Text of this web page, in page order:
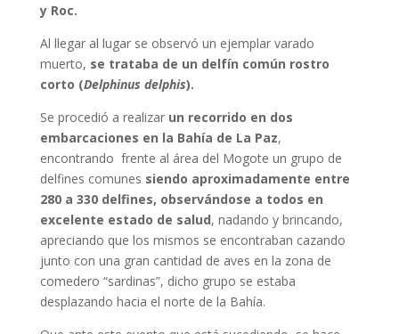
y Roc.
Al llegar al lugar se observó un ejemplar varado
muerto, se trataba de un delfín común rostro
corto (Delphinus delphis).
Se procedió a realizar un recorrido en dos
embarcaciones en la Bahía de La Paz,
encontrando frente al área del Mogote un grupo de
delfines comunes siendo aproximadamente entre
280 a 330 delfines, observándose a todos en
excelente estado de salud, nadando y brincando,
apreciando que los mismos se encontraban cazando
junto con una gran cantidad de aves en la zona de
comedero “sardinas”, dicho grupo se estaba
desplazando hacia el norte de la Bahía.